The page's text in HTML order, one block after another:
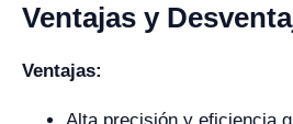
Ventajas y
Ventajas: